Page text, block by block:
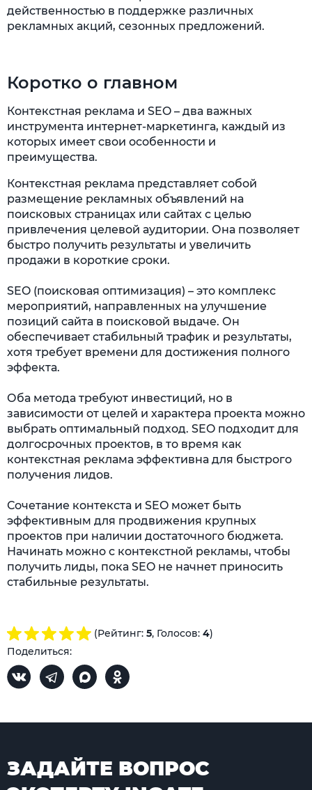
действенностью в поддержке различных
рекламных акций, сезонных предложений.
Коротко о главном
Контекстная реклама и SEO – два важных
инструмента интернет-маркетинга, каждый из
которых имеет свои особенности и
преимущества.
Контекстная реклама представляет собой
размещение рекламных объявлений на
поисковых страницах или сайтах с целью
привлечения целевой аудитории. Она позволяет
быстро получить результаты и увеличить
продажи в короткие сроки.
SEO (поисковая оптимизация) – это комплекс
мероприятий, направленных на улучшение
позиций сайта в поисковой выдаче. Он
обеспечивает стабильный трафик и результаты,
хотя требует времени для достижения полного
эффекта.
Оба метода требуют инвестиций, но в
зависимости от целей и характера проекта можно
выбрать оптимальный подход. SEO подходит для
долгосрочных проектов, в то время как
контекстная реклама эффективна для быстрого
получения лидов.
Сочетание контекста и SEO может быть
эффективным для продвижения крупных
проектов при наличии достаточного бюджета.
Начинать можно с контекстной рекламы, чтобы
получить лиды, пока SEO не начнет приносить
стабильные результаты.
(Рейтинг: 5, Голосов: 4)
Поделиться:
ЗАДАЙТЕ ВОПРОС